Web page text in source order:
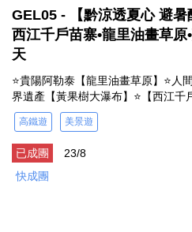
GEL05 - 【黔涼透夏心 避暑
西江千戶苗寨•龍里油畫草
天
⭐貴陽阿勒泰【龍里油畫草原】⭐人
界遺產【黃果樹大瀑布】⭐【西江千
高鐵遊 美景遊
已成團
23/8
快成團